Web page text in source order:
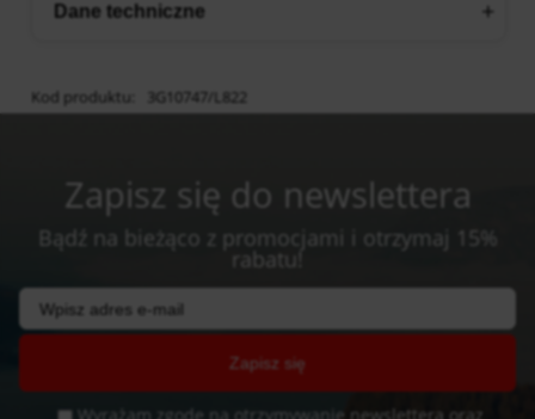
Dane techniczne
Kod produktu: 3G10747/L822
Zapisz się do newslettera
Bądź na bieżąco z promocjami i otrzymaj 15%
rabatu!
Zapisz się